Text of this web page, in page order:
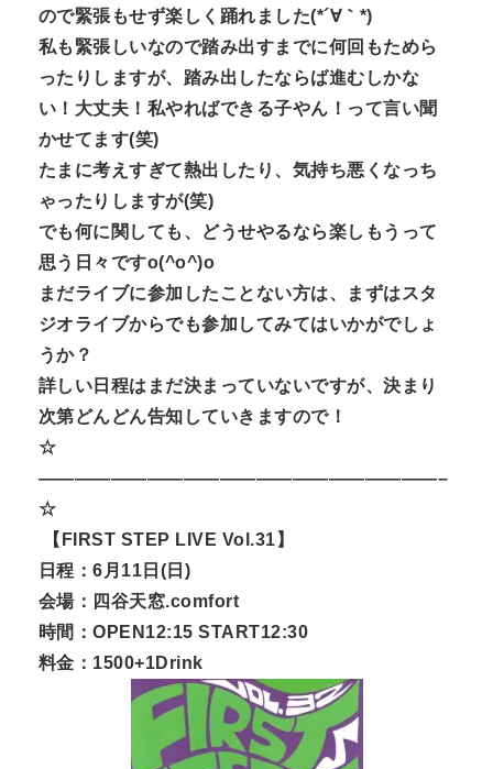
ので緊張もせず楽しく踊れました(*´∀｀*)
私も緊張しいなので踏み出すまでに何回もためら
ったりしますが、踏み出したならば進むしかな
い！大丈夫！私やればできる子やん！って言い聞
かせてます(笑)
たまに考えすぎて熱出したり、気持ち悪くなっち
ゃったりしますが(笑)
でも何に関しても、どうせやるなら楽しもうって
思う日々ですo(^o^)o
まだライブに参加したことない方は、まずはスタ
ジオライブからでも参加してみてはいかがでしょ
うか？
詳しい日程はまだ決まっていないですが、決まり
次第どんどん告知していきますので！
☆
——————————————————————–
☆
【FIRST STEP LIVE Vol.31】
日程：6月11日(日)
会場：四谷天窓.comfort
時間：OPEN12:15 START12:30
料金：1500+1Drink